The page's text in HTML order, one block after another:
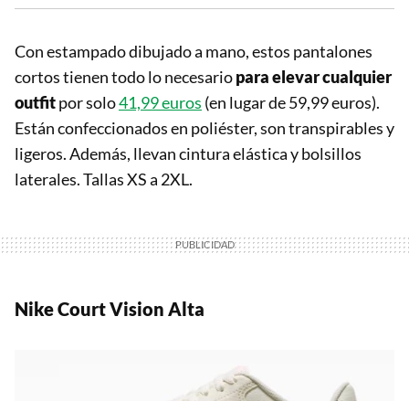
Con estampado dibujado a mano, estos pantalones
cortos tienen todo lo necesariopara elevar cualquier
outfitpor solo41,99 euros (en lugar de 59,99 euros).
Están confeccionados en poliéster, son transpirables y
ligeros. Además, llevan cintura elástica y bolsillos
laterales. Tallas XS a 2XL.
Nike Court Vision Alta